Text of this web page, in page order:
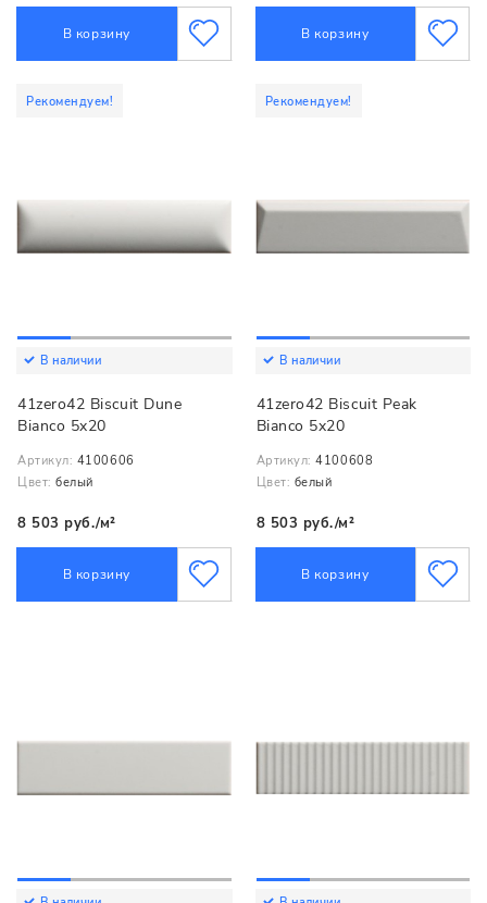
В корзину В корзину
Рекомендуем!
В наличии
41zero42 Biscuit Dune
Bianco 5x20
Артикул: 4100606
Цвет: белый
8 503 руб./м²
В корзину
Рекомендуем!
В наличии
41zero42 Biscuit Peak
Bianco 5x20
Артикул: 4100608
Цвет: белый
8 503 руб./м²
В корзину